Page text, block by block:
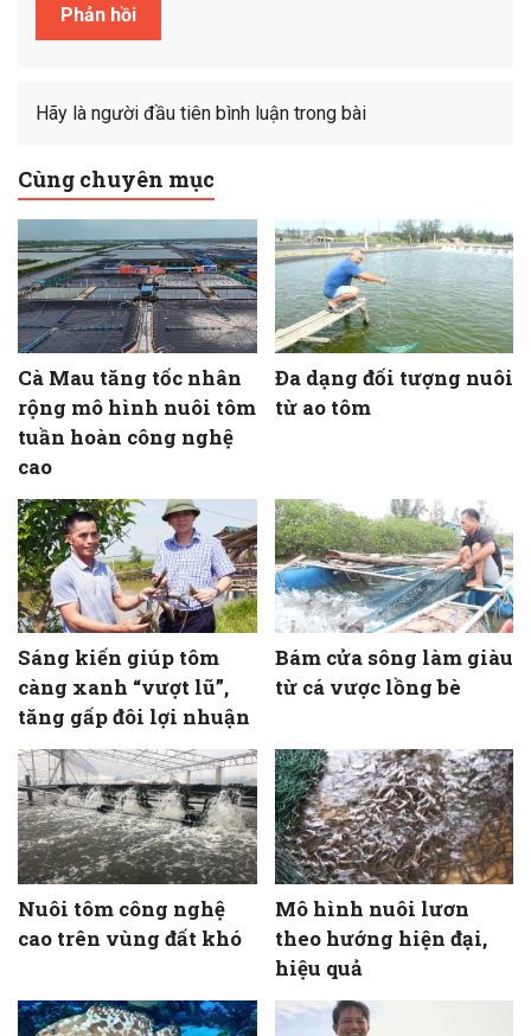
Hãy là người đầu tiên bình luận trong bài
Cùng chuyên mục
Cà Mau tăng tốc nhân
rộng mô hình nuôi tôm
tuần hoàn công nghệ
cao
Đa dạng đối tượng nuôi
từ ao tôm
Sáng kiến giúp tôm
càng xanh “vượt lũ”,
tăng gấp đôi lợi nhuận
Bám cửa sông làm giàu
từ cá vược lồng bè
Nuôi tôm công nghệ
cao trên vùng đất khó
Mô hình nuôi lươn
theo hướng hiện đại,
hiệu quả